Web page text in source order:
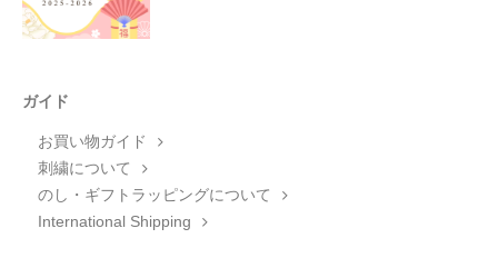
ガイド
お買い物ガイド
刺繍について
のし・ギフトラッピングについて
International Shipping